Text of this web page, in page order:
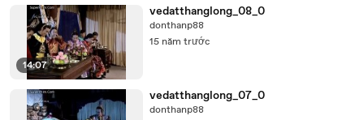
14:07
vedatthanglong_08_0
donthanp88
15 năm trước
vedatthanglong_07_0
donthanp88